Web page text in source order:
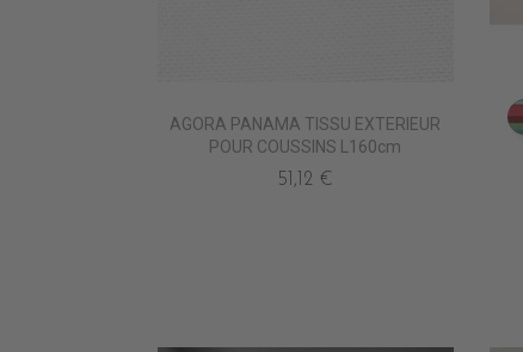
AGORA PANAMA TISSU EXTERIEUR
POUR COUSSINS L160cm
51,12 €